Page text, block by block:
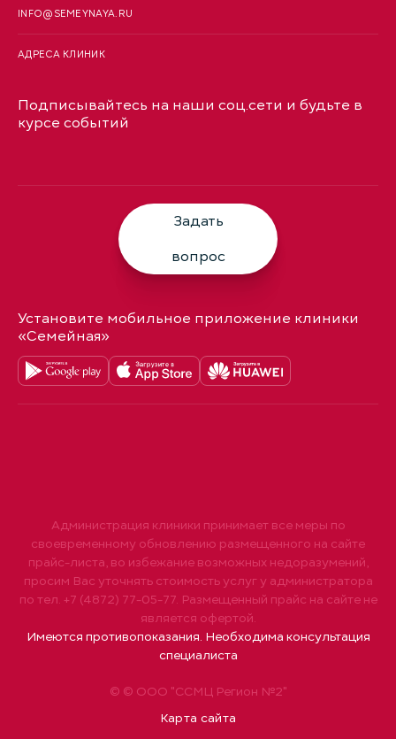
INFO@SEMEYNAYA.RU
АДРЕСА КЛИНИК
Подписывайтесь на наши соц.сети и будьте в
курсе событий
Задать
вопрос
Установите мобильное приложение клиники
«Семейная»
© © ООО "ССМЦ Регион №2"
Карта сайта
Администрация клиники принимает все меры по
своевременному обновлению размещенного на сайте
прайс-листа, во избежание возможных недоразумений,
просим Вас уточнять стоимость услуг у администратора
по тел. +7 (4872) 77-05-77. Размещенный прайс на сайте не
является офертой.
Имеются противопоказания. Необходима консультация
специалиста